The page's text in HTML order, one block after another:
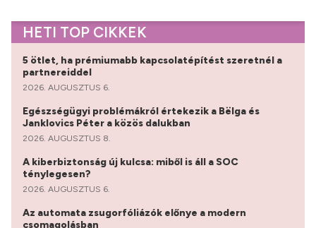
HETI TOP CIKKEK
5 ötlet, ha prémiumabb kapcsolatépítést szeretnél a
partnereiddel
2026. AUGUSZTUS 6.
Egészségügyi problémákról értekezik a Bëlga és
Janklovics Péter a közös dalukban
2026. AUGUSZTUS 8.
A kiberbiztonság új kulcsa: miből is áll a SOC
ténylegesen?
2026. AUGUSZTUS 6.
Az automata zsugorfóliázók előnye a modern
csomagolásban